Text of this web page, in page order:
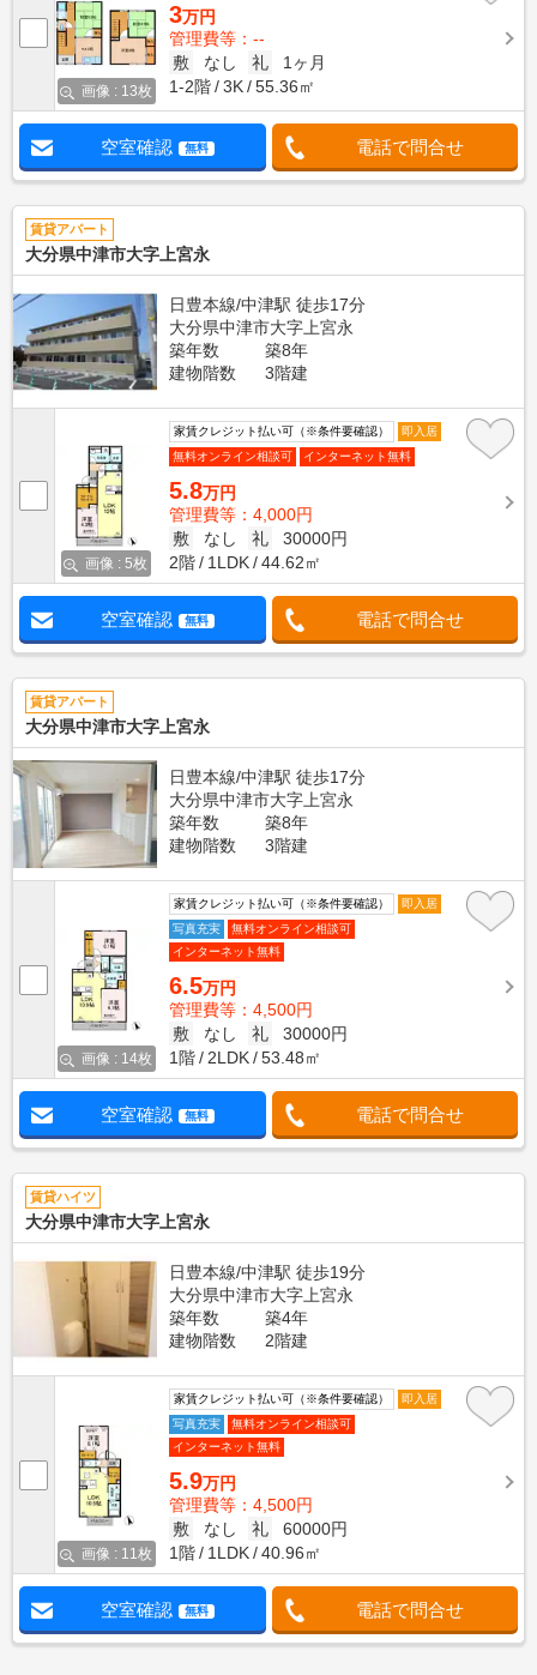
画像 : 13枚
3万円
管理費等：--
敷
なし 礼
1ヶ月
1-2階
3K 55.36㎡
空室確認 無料 電話で問合せ
賃貸アパート
大分県中津市大字上宮永
日豊本線/中津駅 徒歩17分
大分県中津市大字上宮永
築年数
築8年
建物階数
3階建
画像 : 5枚
家賃クレジット払い可（※条件要確認）
即入居
無料オンライン相談可
インターネット無料
5.8万円
管理費等：4,000円
敷
なし 礼
30000円
2階
1LDK 44.62㎡
空室確認 無料 電話で問合せ
賃貸アパート
大分県中津市大字上宮永
日豊本線/中津駅 徒歩17分
大分県中津市大字上宮永
築年数
築8年
建物階数
3階建
画像 : 14枚
家賃クレジット払い可（※条件要確認）
即入居
写真充実
無料オンライン相談可
インターネット無料
6.5万円
管理費等：4,500円
敷
なし 礼
30000円
1階
2LDK 53.48㎡
空室確認 無料 電話で問合せ
賃貸ハイツ
大分県中津市大字上宮永
日豊本線/中津駅 徒歩19分
大分県中津市大字上宮永
築年数
築4年
建物階数
2階建
画像 : 11枚
家賃クレジット払い可（※条件要確認）
即入居
写真充実
無料オンライン相談可
インターネット無料
5.9万円
管理費等：4,500円
敷
なし 礼
60000円
1階
1LDK 40.96㎡
空室確認 無料 電話で問合せ